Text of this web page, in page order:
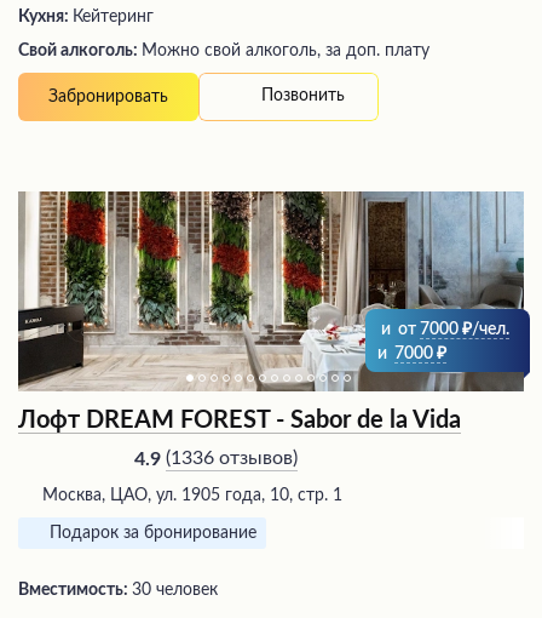
Кухня: Кейтеринг
Свой алкоголь: Можно свой алкоголь, за доп. плату
Забронировать Позвонить
и от 7000
/чел.
и 7000
Лофт DREAM FOREST - Sabor de la Vida
4.9 (1336 отзывов)
Москва, ЦАО, ул. 1905 года, 10, стр. 1
Подарок за бронирование
Вместимость: 30 человек